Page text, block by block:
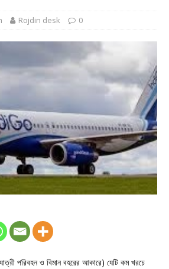
Rojdin desk 0
পরিবহন ও বিমান বহরের আকারে) যেটি কম খরচে